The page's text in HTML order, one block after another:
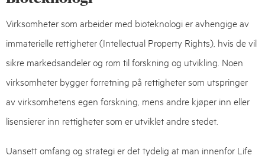
Virksomheter som arbeider med bioteknologi er avhengige av
immaterielle rettigheter (Intellectual Property Rights), hvis de vil
sikre markedsandeler og rom til forskning og utvikling. Noen
virksomheter bygger forretning på rettigheter som utspringer
av virksomhetens egen forskning, mens andre kjøper inn eller
lisensierer inn rettigheter som er utviklet andre stedet.
Uansett omfang og strategi er det tydelig at man innenfor Life